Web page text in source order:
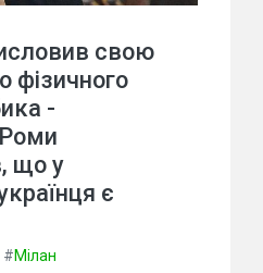
свою
фізичного
-
що у
є
#Мілан